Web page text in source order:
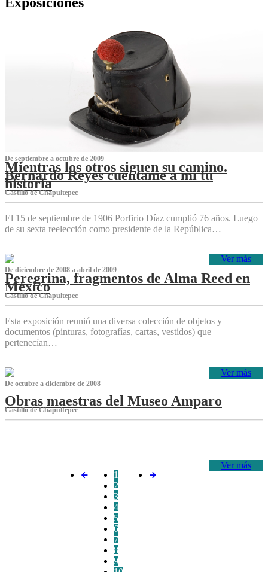
De septiembre a octubre de 2009
Mientras los otros siguen su camino.
Bernardo Reyes cuéntame a mí tu
historia
Castillo de Chapultepec
El 15 de septiembre de 1906 Porfirio Díaz cumplió 76 años. Luego
de su sexta reelección como presidente de la República…
Ver más
De diciembre de 2008 a abril de 2009
Peregrina, fragmentos de Alma Reed en
México
Castillo de Chapultepec
Esta exposición reunió una diversa colección de objetos y
documentos (pinturas, fotografías, cartas, vestidos) que
pertenecían…
Ver más
De octubre a diciembre de 2008
Obras maestras del Museo Amparo
Castillo de Chapultepec
Ver más
1
2
3
4
5
6
7
8
9